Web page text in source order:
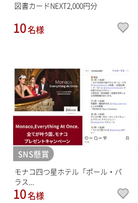
図書カードNEXT2,000円分
10名様
SNS懸賞
モナコ四つ星ホテル「ポール・パ
ラス...
10名様